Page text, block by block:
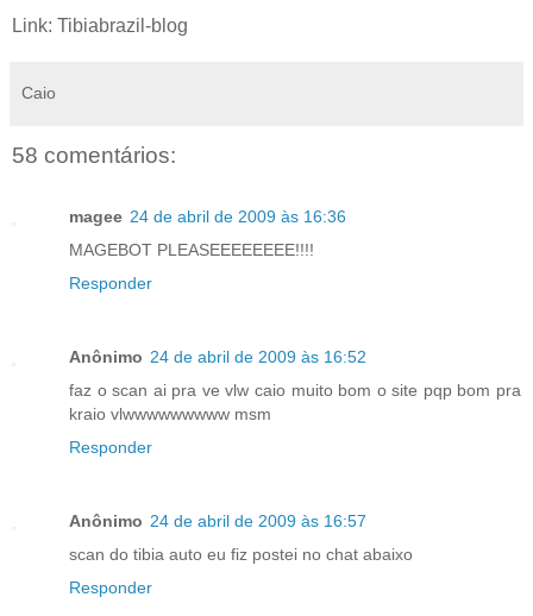
Link: Tibiabrazil-blog
Caio
58 comentários:
magee 24 de abril de 2009 às 16:36
MAGEBOT PLEASEEEEEEEE!!!!
Responder
Anônimo 24 de abril de 2009 às 16:52
faz o scan ai pra ve vlw caio muito bom o site pqp bom pra
kraio vlwwwwwwwww msm
Responder
Anônimo 24 de abril de 2009 às 16:57
scan do tibia auto eu fiz postei no chat abaixo
Responder